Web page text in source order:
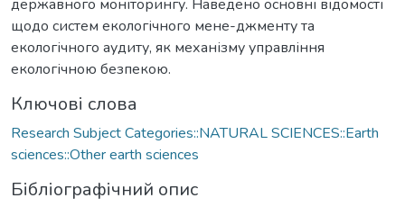
державного моніторингу. Наведено основні відомості
щодо систем екологічного мене-джменту та
екологічного аудиту, як механізму управління
екологічною безпекою.
Ключові слова
Research Subject Categories::NATURAL SCIENCES::Earth
sciences::Other earth sciences
Бібліографічний опис